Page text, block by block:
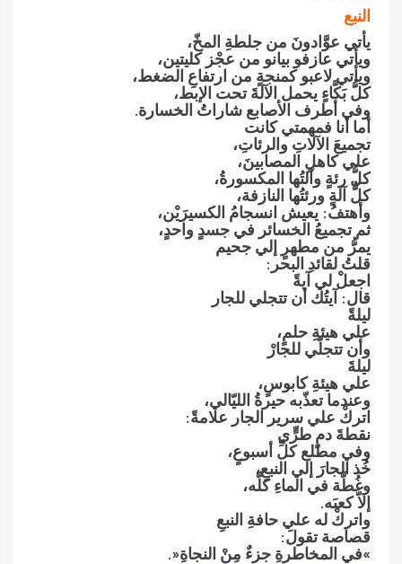
النبع
يأتي عوَّادونَ‮ ‬من جلطةِ‮ ‬المخّ،
ويأتي عازفو بيانو من عجْز كليتين،
ويأتي لاعبو كمنجةٍ‮ ‬من ارتفاعِ‮ ‬الضغط،
كلُّ‮ ‬بَكَّاءٍ‮ ‬يحمل الآلةَ‮ ‬تحت الإبط،
وفي أطرف الأصابع شاراتُ‮ ‬الخسارة‮.‬
أما أنا فمهمتي كانت
تجميعَ‮ ‬الآلاتِ‮ ‬والرئاتِ،
علي كاهلِ‮ ‬المصابينَ،
كلُّ‮ ‬رئةٍ‮ ‬وآلتُها المكسورةُ،
كلُّ‮ ‬آلةٍ‮ ‬ورئتُها النازفة،
وأهتفُ‮: ‬يعيش انسجامُ‮ ‬الكسيرَيْن،
ثم تجميعُ‮ ‬الخسائر في جسدٍ‮ ‬واحدٍ،
يمرُّ‮ ‬من مطهرٍ‮ ‬إلي جحيم
قلتُ‮ ‬لقائدِ‮ ‬البحر‮:‬
اجعلْ‮ ‬لي آيةً
قال‮: ‬آيتُك أن تتجلي للجار
ليلةً
علي هيئةِ‮ ‬حلمٍ،
وأن تتجلّي للجارْ
ليلةَ
علي هيئةِ‮ ‬كابوسٍ،
وعندما تعذّبه حيرةُ‮ ‬الليّالي،
اتركْ‮ ‬علي سرير الجار علامةً‮:‬
نقطةَ‮ ‬دمٍ‮ ‬طرٍّي
وفي مطلع كلِّ‮ ‬أسبوعٍ،
خُذ الجارَ‮ ‬إلي النبعِ،
وغُطَّة في الماءِ‮ ‬كلَّه،
إلاّ‮ ‬كعبَه‮.‬
واتركْ‮ ‬له علي حافةِ‮ ‬النبعِ
قصاصة تقولَ‮:‬
‮»‬في المخاطرةِ‮ ‬جزءٌ‮ ‬مِنْ‮ ‬النجاةِ‮«.